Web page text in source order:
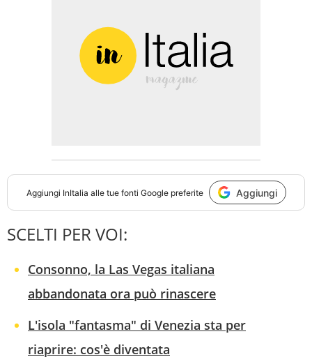
Aggiungi InItalia alle tue fonti Google preferite Aggiungi
SCELTI PER VOI:
Consonno, la Las Vegas italiana
abbandonata ora può rinascere
L'isola "fantasma" di Venezia sta per
riaprire: cos'è diventata